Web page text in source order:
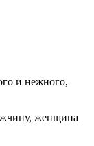
и нежного,
женщина